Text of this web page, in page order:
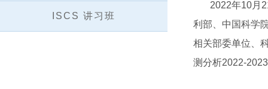
ISCS 讲习班
2022年10月21-
利部、中国科学
相关部委单位、
测分析2022-